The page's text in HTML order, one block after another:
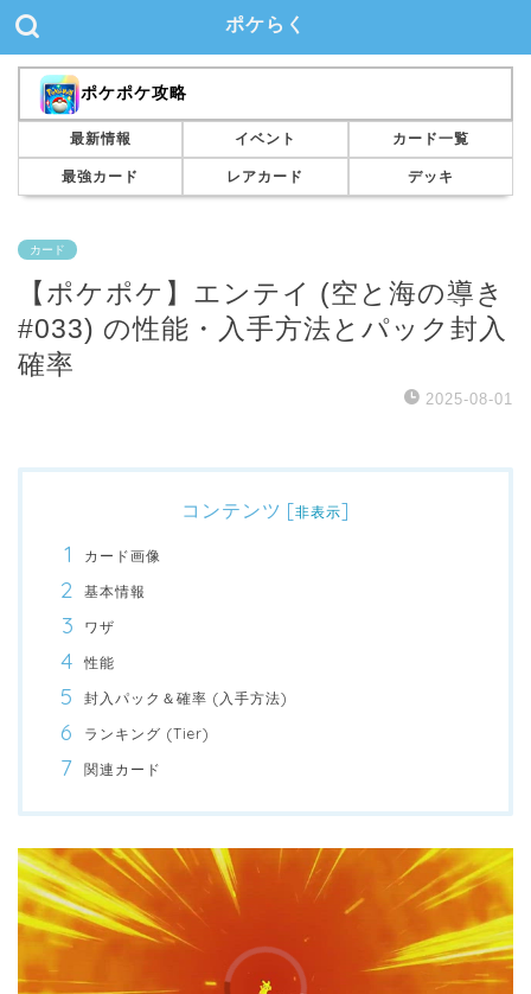
ポケらく
ポケポケ攻略
最新情報 イベント カード一覧
最強カード レアカード デッキ
カード
【ポケポケ】エンテイ (空と海の導き
#033) の性能・入手方法とパック封入
確率
2025-08-01
コンテンツ [非表示]
カード画像
基本情報
ワザ
性能
封入パック＆確率 (入手方法)
ランキング (Tier)
関連カード